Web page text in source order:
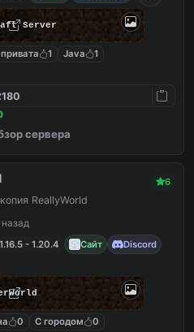
Server
1 Java
1
сервера
6
ReallyWorld
- 1.20.4 Сайт Discord
0 С городом
0